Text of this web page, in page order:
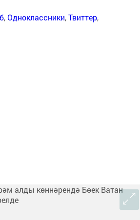
,Одноклассники,Твиттер,